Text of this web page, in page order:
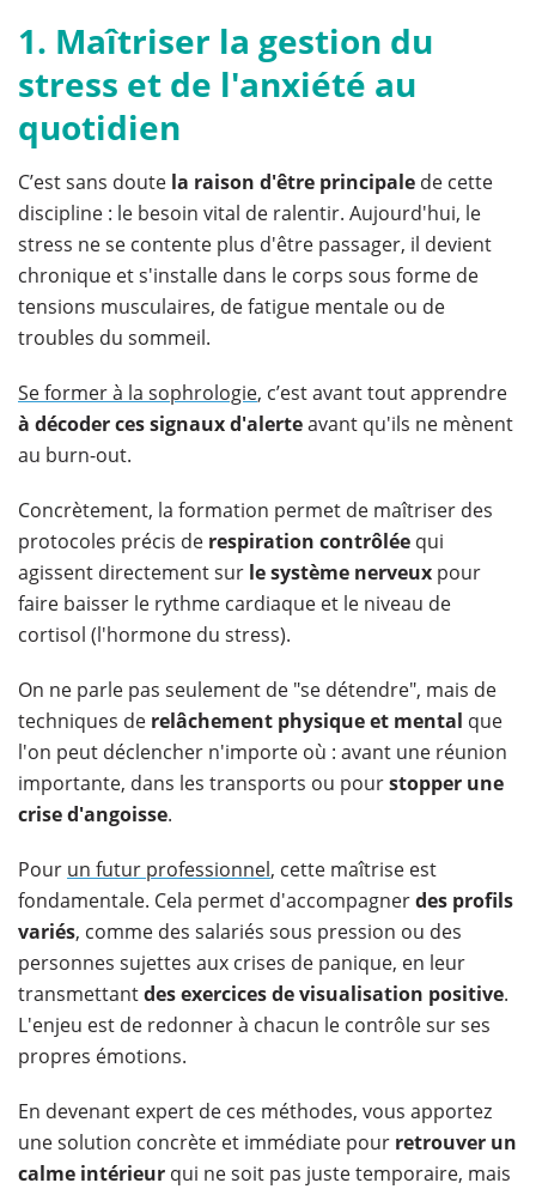
1. Maîtriser la gestion du
stress et de l'anxiété au
quotidien
C’est sans doute la raison d'être principale de cette
discipline : le besoin vital de ralentir. Aujourd'hui, le
stress ne se contente plus d'être passager, il devient
chronique et s'installe dans le corps sous forme de
tensions musculaires, de fatigue mentale ou de
troubles du sommeil.
Se former à la sophrologie, c’est avant tout apprendre
à décoder ces signaux d'alerteavant qu'ils ne mènent
au burn-out.
Concrètement, la formation permet de maîtriser des
protocoles précis de respiration contrôlée qui
agissent directement sur le système nerveux pour
faire baisser le rythme cardiaque et le niveau de
cortisol (l'hormone du stress).
On ne parle pas seulement de "se détendre", mais de
techniques de relâchement physique et mental que
l'on peut déclencher n'importe où : avant une réunion
importante, dans les transports ou pourstopper une
crise d'angoisse.
Pour un futur professionnel, cette maîtrise est
fondamentale. Cela permet d'accompagnerdes profils
variés, comme des salariés sous pression ou des
personnes sujettes aux crises de panique, en leur
transmettantdes exercices devisualisation positive.
L'enjeu est de redonner à chacun le contrôle sur ses
propres émotions.
En devenant expert de ces méthodes, vous apportez
une solution concrète et immédiate pour retrouver un
calme intérieur qui ne soit pas juste temporaire, mais